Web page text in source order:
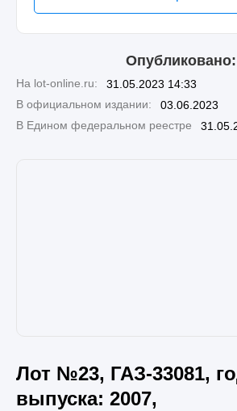
Опубликовано:
На lot-online.ru:
31.05.2023 14:33
В официальном издании:
03.06.2023
В Едином федеральном реестре
Лот №23, ГАЗ-33081,
выпуска: 2007,